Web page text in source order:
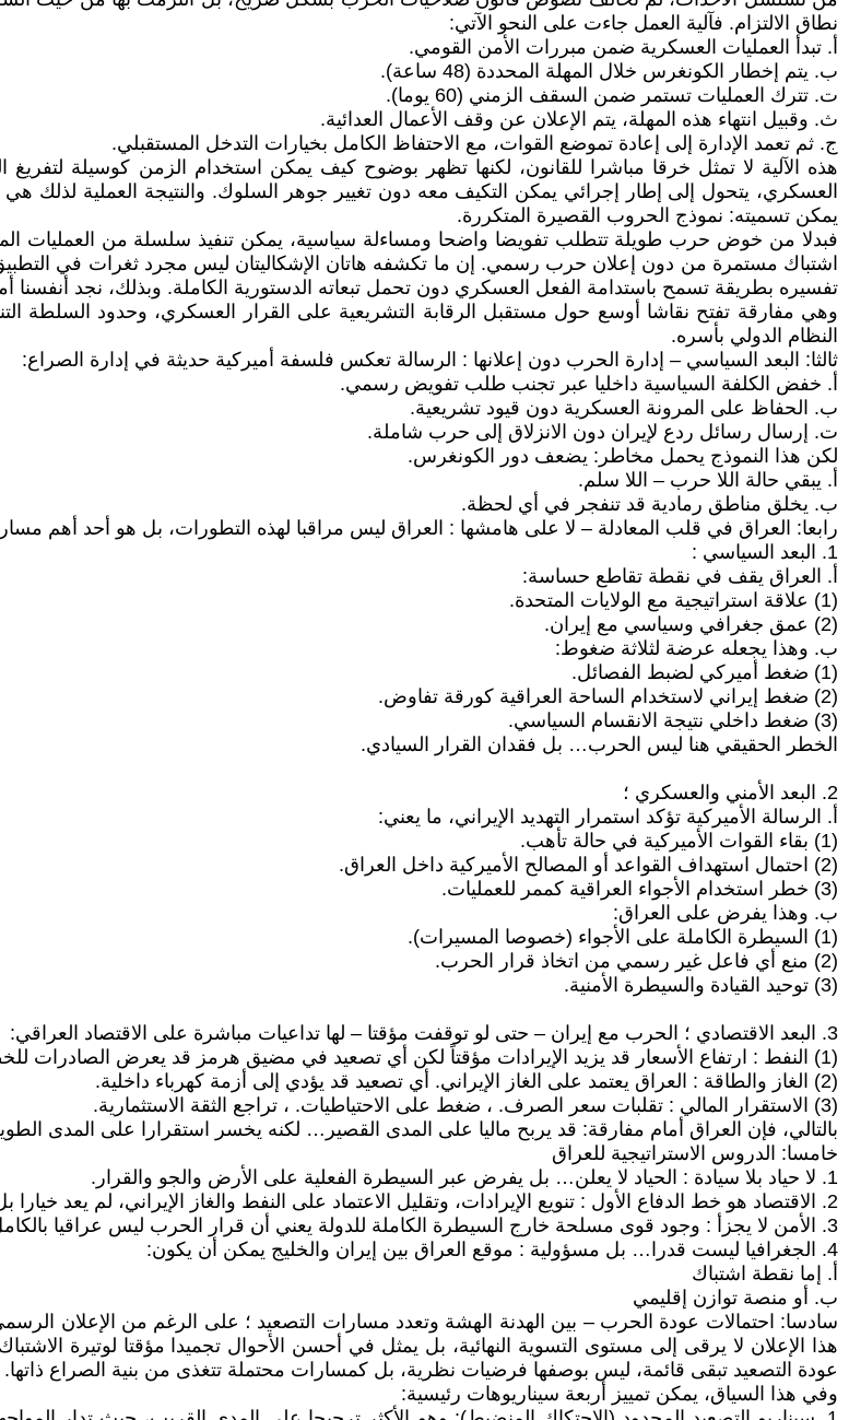
نطاق الالتزام. فآلية العمل جاءت على النحو الآتي:
أ‌. تبدأ العمليات العسكرية ضمن مبررات الأمن القومي.
ب‌. يتم إخطار الكونغرس خلال المهلة المحددة (48 ساعة).
ت‌. تترك العمليات تستمر ضمن السقف الزمني (60 يوما).
ث‌. وقبيل انتهاء هذه المهلة، يتم الإعلان عن وقف الأعمال العدائية.
ج‌. ثم تعمد الإدارة إلى إعادة تموضع القوات، مع الاحتفاظ الكامل بخيارات التدخل المستقبلي.
هذه الآلية لا تمثل خرقا مباشرا للقانون، لكنها تظهر بوضوح كيف يمكن استخدام الزمن كوسيلة لتفريغ
العسكري، يتحول إلى إطار إجرائي يمكن التكيف معه دون تغيير جوهر السلوك. والنتيجة العملية لذلك
يمكن تسميته: نموذج الحروب القصيرة المتكررة.
فبدلا من خوض حرب طويلة تتطلب تفويضا واضحا ومساءلة سياسية، يمكن تنفيذ سلسلة من العمليات
اشتباك مستمرة من دون إعلان حرب رسمي. إن ما تكشفه هاتان الإشكاليتان ليس مجرد ثغرات في التطبيق،
تفسيره بطريقة تسمح باستدامة الفعل العسكري دون تحمل تبعاته الدستورية الكاملة. وبذلك، نجد أنفسنا
وهي مفارقة تفتح نقاشا أوسع حول مستقبل الرقابة التشريعية على القرار العسكري، وحدود السلطة
النظام الدولي بأسره.
ثالثا: البعد السياسي – إدارة الحرب دون إعلانها : الرسالة تعكس فلسفة أميركية حديثة في إدارة الصراع:
أ‌. خفض الكلفة السياسية داخليا عبر تجنب طلب تفويض رسمي.
ب‌. الحفاظ على المرونة العسكرية دون قيود تشريعية.
ت‌. إرسال رسائل ردع لإيران دون الانزلاق إلى حرب شاملة.
لكن هذا النموذج يحمل مخاطر: يضعف دور الكونغرس.
أ‌. يبقي حالة اللا حرب – اللا سلم.
ب‌. يخلق مناطق رمادية قد تنفجر في أي لحظة.
رابعا: العراق في قلب المعادلة – لا على هامشها : العراق ليس مراقبا لهذه التطورات، بل هو أحد أهم
1. البعد السياسي :
أ‌. العراق يقف في نقطة تقاطع حساسة:
(1) علاقة استراتيجية مع الولايات المتحدة.
(2) عمق جغرافي وسياسي مع إيران.
ب‌. وهذا يجعله عرضة لثلاثة ضغوط:
(1) ضغط أميركي لضبط الفصائل.
(2) ضغط إيراني لاستخدام الساحة العراقية كورقة تفاوض.
(3) ضغط داخلي نتيجة الانقسام السياسي.
الخطر الحقيقي هنا ليس الحرب… بل فقدان القرار السيادي.
2. البعد الأمني والعسكري ؛
أ‌. الرسالة الأميركية تؤكد استمرار التهديد الإيراني، ما يعني:
(1) بقاء القوات الأميركية في حالة تأهب.
(2) احتمال استهداف القواعد أو المصالح الأميركية داخل العراق.
(3) خطر استخدام الأجواء العراقية كممر للعمليات.
ب‌. وهذا يفرض على العراق:
(1) السيطرة الكاملة على الأجواء (خصوصا المسيرات).
(2) منع أي فاعل غير رسمي من اتخاذ قرار الحرب.
(3) توحيد القيادة والسيطرة الأمنية.
3. البعد الاقتصادي ؛ الحرب مع إيران – حتى لو توقفت مؤقتا – لها تداعيات مباشرة على الاقتصاد العراقي:
(1) النفط : ارتفاع الأسعار قد يزيد الإيرادات مؤقتاً لكن أي تصعيد في مضيق هرمز قد يعرض الصادرات للخطر.
(2) الغاز والطاقة : العراق يعتمد على الغاز الإيراني. أي تصعيد قد يؤدي إلى أزمة كهرباء داخلية.
(3) الاستقرار المالي : تقلبات سعر الصرف. ، ضغط على الاحتياطيات. ، تراجع الثقة الاستثمارية.
بالتالي، فإن العراق أمام مفارقة: قد يربح ماليا على المدى القصير… لكنه يخسر استقرارا على المدى
خامسا: الدروس الاستراتيجية للعراق
1. لا حياد بلا سيادة : الحياد لا يعلن… بل يفرض عبر السيطرة الفعلية على الأرض والجو والقرار.
2. الاقتصاد هو خط الدفاع الأول : تنويع الإيرادات، وتقليل الاعتماد على النفط والغاز الإيراني، لم يعد خيارا بل ضرورة.
3. الأمن لا يجزأ : وجود قوى مسلحة خارج السيطرة الكاملة للدولة يعني أن قرار الحرب ليس عراقيا بالكامل.
4. الجغرافيا ليست قدرا… بل مسؤولية : موقع العراق بين إيران والخليج يمكن أن يكون:
أ‌. إما نقطة اشتباك
ب‌. أو منصة توازن إقليمي
سادسا: احتمالات عودة الحرب – بين الهدنة الهشة وتعدد مسارات التصعيد ؛ على الرغم من الإعلان
هذا الإعلان لا يرقى إلى مستوى التسوية النهائية، بل يمثل في أحسن الأحوال تجميدا مؤقتا لوتيرة
عودة التصعيد تبقى قائمة، ليس بوصفها فرضيات نظرية، بل كمسارات محتملة تتغذى من بنية الصراع ذاتها.
وفي هذا السياق، يمكن تمييز أربعة سيناريوهات رئيسية: